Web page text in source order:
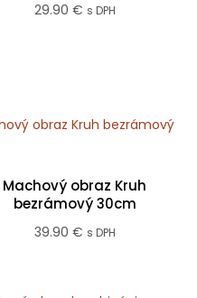
29.90 € s DPH
Machový obraz Kruh
bezrámový 30cm
39.90 € s DPH